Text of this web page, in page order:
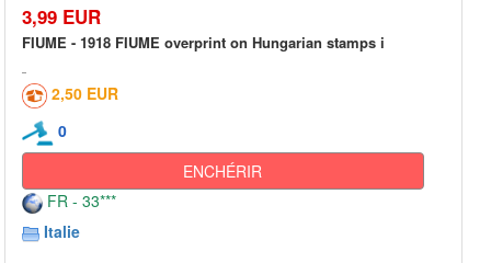
3,99 EUR
FIUME - 1918 FIUME overprint on Hungarian stamps i
2,50 EUR
0
ENCHÉRIR
FR - 33***
Italie